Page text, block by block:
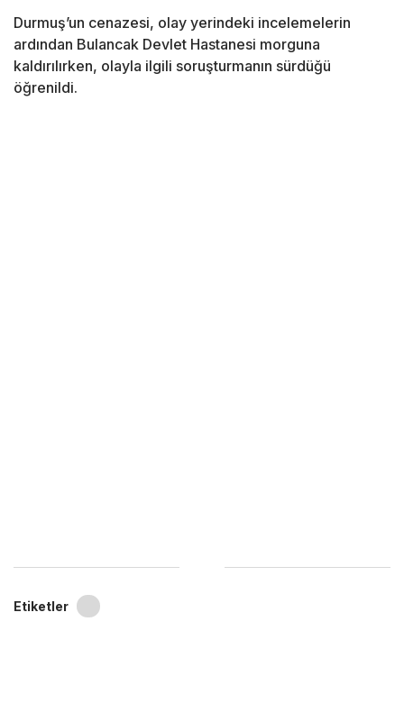
Durmuş’un cenazesi, olay yerindeki incelemelerin
ardından Bulancak Devlet Hastanesi morguna
kaldırılırken, olayla ilgili soruşturmanın sürdüğü
öğrenildi.
Etiketler